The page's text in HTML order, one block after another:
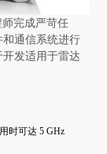
完成严苛任
通信系统进行
发适用于雷达
时可达 5 GHz